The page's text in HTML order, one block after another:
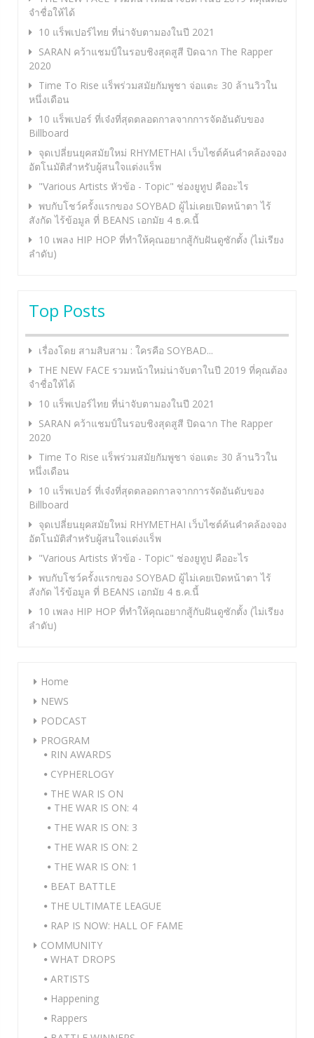
จำชื่อให้ได้
10 แร็พเปอร์ไทย ที่น่าจับตามองในปี 2021
SARAN คว้าแชมป์ในรอบชิงสุดสูสี ปิดฉาก The Rapper
2020
Time To Rise แร็พร่วมสมัยกัมพูชา จ่อแตะ 30 ล้านวิวใน
หนึ่งเดือน
10 แร็พเปอร์ ที่เจ๋งที่สุดตลอดกาลจากการจัดอันดับของ
Billboard
จุดเปลี่ยนยุคสมัยใหม่ RHYMETHAI เว็บไซต์ค้นคำคล้องจอง
อัตโนมัติสำหรับผู้สนใจแต่งแร็พ
"Various Artists หัวข้อ - Topic" ช่องยูทูป คืออะไร
พบกับโชว์ครั้งแรกของ SOYBAD ผู้ไม่เคยเปิดหน้าตา ไร้
สังกัด ไร้ข้อมูล ที่ BEANS เอกมัย 4 ธ.ค.นี้
10 เพลง HIP HOP ที่ทำให้คุณอยากสู้กับฝันดูซักตั้ง (ไม่เรียง
ลำดับ)
Top Posts
เรื่องโดย สามสิบสาม : ใครคือ SOYBAD...
THE NEW FACE รวมหน้าใหม่น่าจับตาในปี 2019 ที่คุณต้อง
จำชื่อให้ได้
10 แร็พเปอร์ไทย ที่น่าจับตามองในปี 2021
SARAN คว้าแชมป์ในรอบชิงสุดสูสี ปิดฉาก The Rapper
2020
Time To Rise แร็พร่วมสมัยกัมพูชา จ่อแตะ 30 ล้านวิวใน
หนึ่งเดือน
10 แร็พเปอร์ ที่เจ๋งที่สุดตลอดกาลจากการจัดอันดับของ
Billboard
จุดเปลี่ยนยุคสมัยใหม่ RHYMETHAI เว็บไซต์ค้นคำคล้องจอง
อัตโนมัติสำหรับผู้สนใจแต่งแร็พ
"Various Artists หัวข้อ - Topic" ช่องยูทูป คืออะไร
พบกับโชว์ครั้งแรกของ SOYBAD ผู้ไม่เคยเปิดหน้าตา ไร้
สังกัด ไร้ข้อมูล ที่ BEANS เอกมัย 4 ธ.ค.นี้
10 เพลง HIP HOP ที่ทำให้คุณอยากสู้กับฝันดูซักตั้ง (ไม่เรียง
ลำดับ)
Home
NEWS
PODCAST
PROGRAM
RIN AWARDS
CYPHERLOGY
THE WAR IS ON
THE WAR IS ON: 4
THE WAR IS ON: 3
THE WAR IS ON: 2
THE WAR IS ON: 1
BEAT BATTLE
THE ULTIMATE LEAGUE
RAP IS NOW: HALL OF FAME
COMMUNITY
WHAT DROPS
ARTISTS
Happening
Rappers